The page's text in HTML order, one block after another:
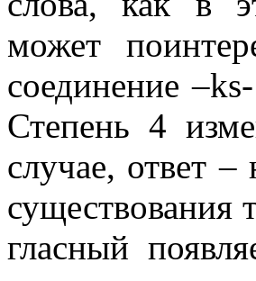
может
соединение–ks-
Степень 4
случае, ответ
существования
гласный